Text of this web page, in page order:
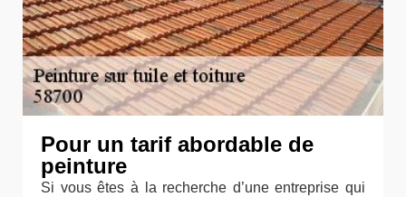
Pour un tarif abordable de
peinture
Si vous êtes à la recherche d’une entreprise qui